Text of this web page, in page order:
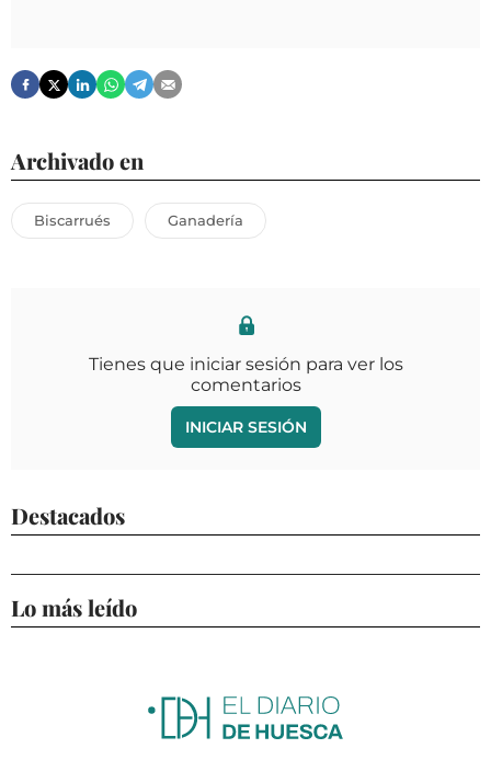
Archivado en
Biscarrués Ganadería
Tienes que iniciar sesión para ver los
comentarios
INICIAR SESIÓN
Destacados
Lo más leído